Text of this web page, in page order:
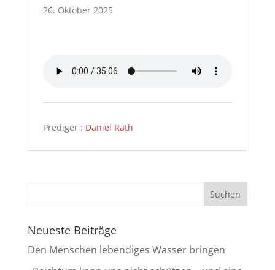
26. Oktober 2025
Prediger : Daniel Rath
Neueste Beiträge
Den Menschen lebendiges Wasser bringen